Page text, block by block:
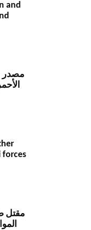
and
مصدر
forces
مقتل